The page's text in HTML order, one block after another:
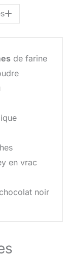
de farine
en vrac
noir